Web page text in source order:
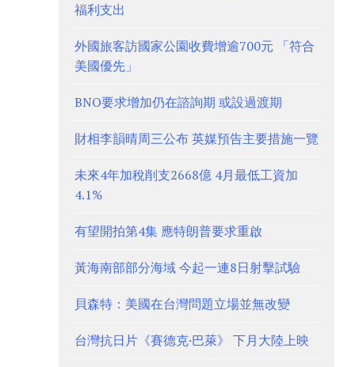
福利支出
外國旅客訪國家公園收費增逾700元 「符合
美國優先」
BNO要求增加仍在諮詢期 或設過渡期
財相李韻晴周三公布 英媒預告主要措施一覽
未來4年加稅削支2668億 4月最低工資加
4.1%
有望開拍第4集 應特朗普要求重啟
黃海南部部分海域 今起一連8日射擊試驗
貝森特：美國在台灣問題立場並無改變
台灣抗日片《賽德克·巴萊》 下月大陸上映